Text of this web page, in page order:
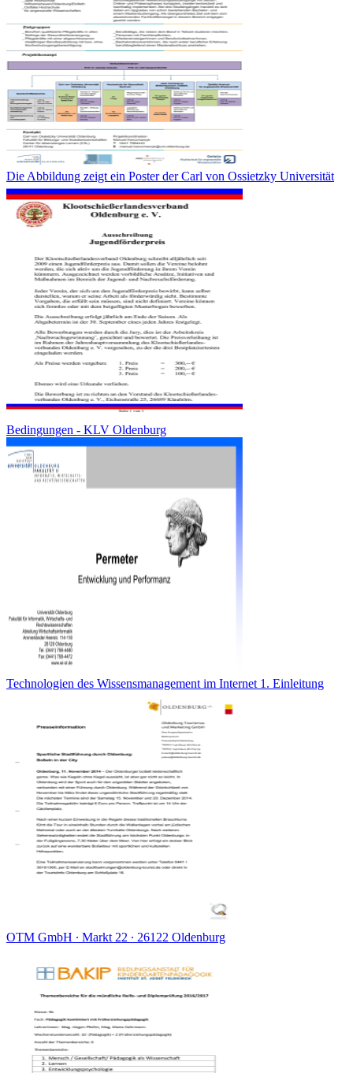
Die Abbildung zeigt ein Poster der Carl von Ossietzky Universität
Bedingungen - KLV Oldenburg
Technologien des Wissensmanagement im Internet 1. Einleitung
OTM GmbH ∙ Markt 22 ∙ 26122 Oldenburg